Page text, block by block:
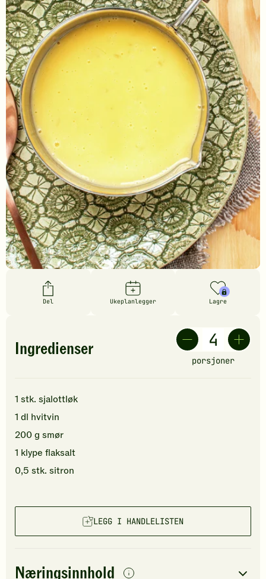
Del Ukeplanlegger Lagre
Ingredienser
porsjoner
1 stk. sjalottløk
1 dl hvitvin
200g smør
1 klype flaksalt
0,5 stk. sitron
LEGG I HANDLELISTEN
Næringsinnhold